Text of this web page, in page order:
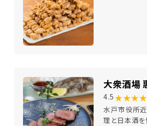
大衆酒場
4.5 ★★★★
水戸市役所
理と日本酒を